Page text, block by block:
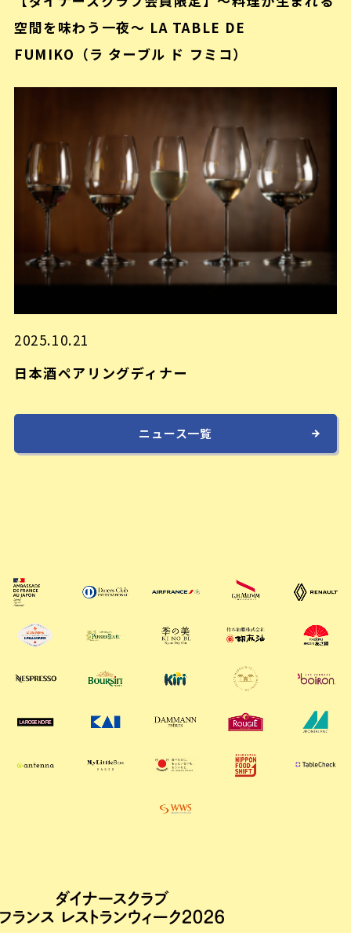
空間を味わう一夜～ LA TABLE DE
FUMIKO（ラ ターブル ド フミコ）
2025.10.21
日本酒ペアリングディナー
ニュース一覧